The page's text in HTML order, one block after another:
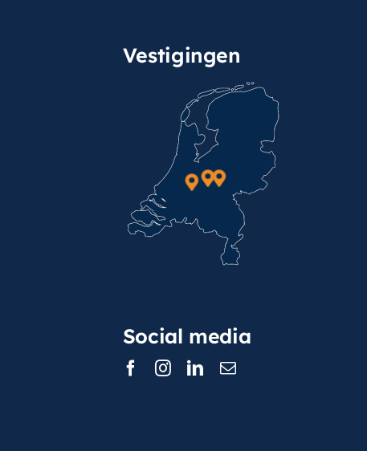
Vestigingen
Social media